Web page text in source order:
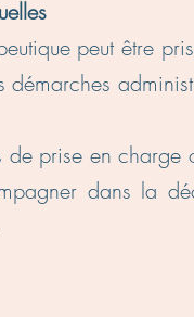
peut être
prise en
dans la